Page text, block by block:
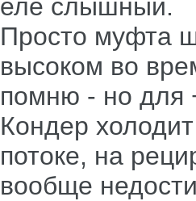
еле слышный.
Просто муфта
высоком во
помню - но для
Кондер
потоке, на
вообще